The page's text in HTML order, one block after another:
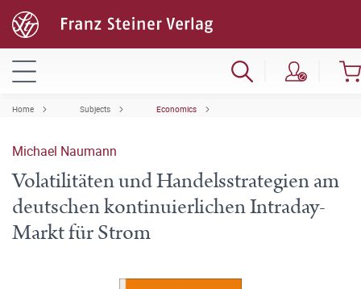
Home Subjects Economics
Michael Naumann
Volatilitäten und Handelsstrategien am
deutschen kontinuierlichen Intraday-
Markt für Strom